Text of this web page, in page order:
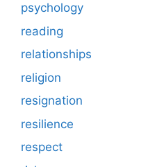
psychology
reading
relationships
religion
resignation
resilience
respect